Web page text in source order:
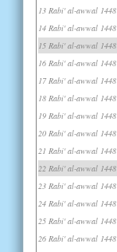
13 Rabi' al-awwal 1448
14 Rabi' al-awwal 1448
15 Rabi' al-awwal 1448
16 Rabi' al-awwal 1448
17 Rabi' al-awwal 1448
18 Rabi' al-awwal 1448
19 Rabi' al-awwal 1448
20 Rabi' al-awwal 1448
21 Rabi' al-awwal 1448
22 Rabi' al-awwal 1448
23 Rabi' al-awwal 1448
24 Rabi' al-awwal 1448
25 Rabi' al-awwal 1448
26 Rabi' al-awwal 1448